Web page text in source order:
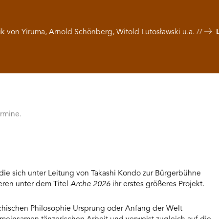
von Yiruma, Arnold Schönberg, Witold Lutosławski u.a.
sich unter Leitung von Takashi Kondo zur Bürgerbühne
unter dem TitelArche 2026 ihr erstes größeres Projekt.
Philosophie Ursprung oder Anfang der Welt